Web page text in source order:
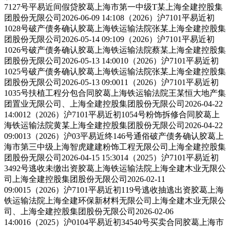
7127号平易近间假贷胶葛上海市第一中级T某上海全建控股集
团股份无限公司2026-06-09 14:108（2026）沪7101平易近初
1028号破产债务确认胶葛上海铁运输法院张某上海全建控股集
团股份无限公司2026-05-14 09:109（2026）沪7101平易近初
1026号破产债务确认胶葛上海铁运输法院蔡某上海全建控股集
团股份无限公司2026-05-13 14:0010（2026）沪7101平易近初
1025号破产债务确认胶葛上海铁运输法院张某上海全建控股集
团股份无限公司2026-05-13 09:0011（2026）沪7101平易近初
1035号扶植工程分包合同胶葛上海铁运输法院王某恒大地产集
团置业无限公司、上海全建控股集团股份无限公司2026-04-22
14:0012（2026）沪7101平易近初1054号粉饰拆修合同胶葛上
海铁运输法院黄某上海全建控股集团股份无限公司2026-04-22
09:0013（2026）沪03平易近终146号通俗破产债务确认胶葛上
海市第三中级上海智虎建建粉饰工程无限公司上海全建控股集
团股份无限公司2026-04-15 15:3014（2025）沪7101平易近初
3492号逃收未缴出资胶葛上海铁运输法院上海全建木业无限公
司上海全建控股集团股份无限公司2026-02-11
09:0015（2026）沪7101平易近初119号逃收抽逃出资胶葛上海
铁运输法院上海全建环保新材料无限公司上海全建木业无限公
司、上海全建控股集团股份无限公司2026-02-06
14:0016（2025）沪0104平易近初34540号买卖合同胶葛上海市